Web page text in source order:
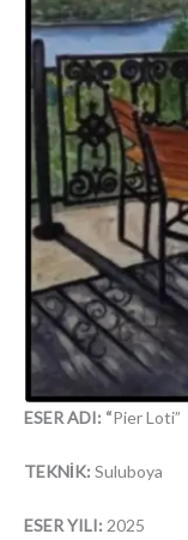
ESER ADI: “Pier Loti”
TEKNİK: Suluboya
ESER YILI: 2025